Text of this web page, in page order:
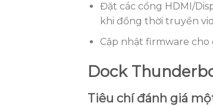
Đặt các cổng HDMI/
khi đồng thời truyền
Cập nhật firmware cho
Dock
Tiêu chí đánh giá